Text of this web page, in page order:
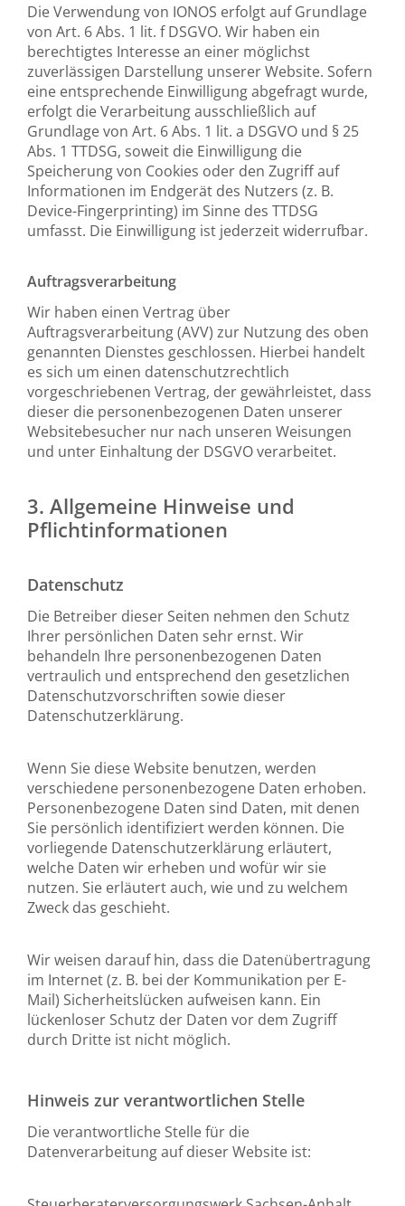
Die Verwendung von IONOS erfolgt auf Grundlage
von Art. 6 Abs. 1 lit. f DSGVO. Wir haben ein
berechtigtes Interesse an einer möglichst
zuverlässigen Darstellung unserer Website. Sofern
eine entsprechende Einwilligung abgefragt wurde,
erfolgt die Verarbeitung ausschließlich auf
Grundlage von Art. 6 Abs. 1 lit. a DSGVO und § 25
Abs. 1 TTDSG, soweit die Einwilligung die
Speicherung von Cookies oder den Zugriff auf
Informationen im Endgerät des Nutzers (z. B.
Device-Fingerprinting) im Sinne des TTDSG
umfasst. Die Einwilligung ist jederzeit widerrufbar.
Auftragsverarbeitung
Wir haben einen Vertrag über
Auftragsverarbeitung (AVV) zur Nutzung des oben
genannten Dienstes geschlossen. Hierbei handelt
es sich um einen datenschutzrechtlich
vorgeschriebenen Vertrag, der gewährleistet, dass
dieser die personenbezogenen Daten unserer
Websitebesucher nur nach unseren Weisungen
und unter Einhaltung der DSGVO verarbeitet.
3. Allgemeine Hinweise und
Pflichtinformationen
Datenschutz
Die Betreiber dieser Seiten nehmen den Schutz
Ihrer persönlichen Daten sehr ernst. Wir
behandeln Ihre personenbezogenen Daten
vertraulich und entsprechend den gesetzlichen
Datenschutzvorschriften sowie dieser
Datenschutzerklärung.
Wenn Sie diese Website benutzen, werden
verschiedene personenbezogene Daten erhoben.
Personenbezogene Daten sind Daten, mit denen
Sie persönlich identifiziert werden können. Die
vorliegende Datenschutzerklärung erläutert,
welche Daten wir erheben und wofür wir sie
nutzen. Sie erläutert auch, wie und zu welchem
Zweck das geschieht.
Wir weisen darauf hin, dass die Datenübertragung
im Internet (z. B. bei der Kommunikation per E-
Mail) Sicherheitslücken aufweisen kann. Ein
lückenloser Schutz der Daten vor dem Zugriff
durch Dritte ist nicht möglich.
Hinweis zur verantwortlichen Stelle
Die verantwortliche Stelle für die
Datenverarbeitung auf dieser Website ist: